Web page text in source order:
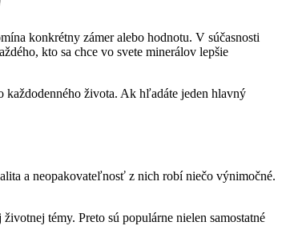
konkrétny zámer alebo hodnotu. V súčasnosti
kto sa chce vo svete minerálov lepšie
každodenného života. Ak hľadáte jeden hlavný
a neopakovateľnosť z nich robí niečo výnimočné.
témy. Preto sú populárne nielen samostatné